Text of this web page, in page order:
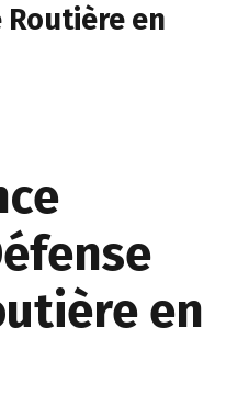
Routière en
en